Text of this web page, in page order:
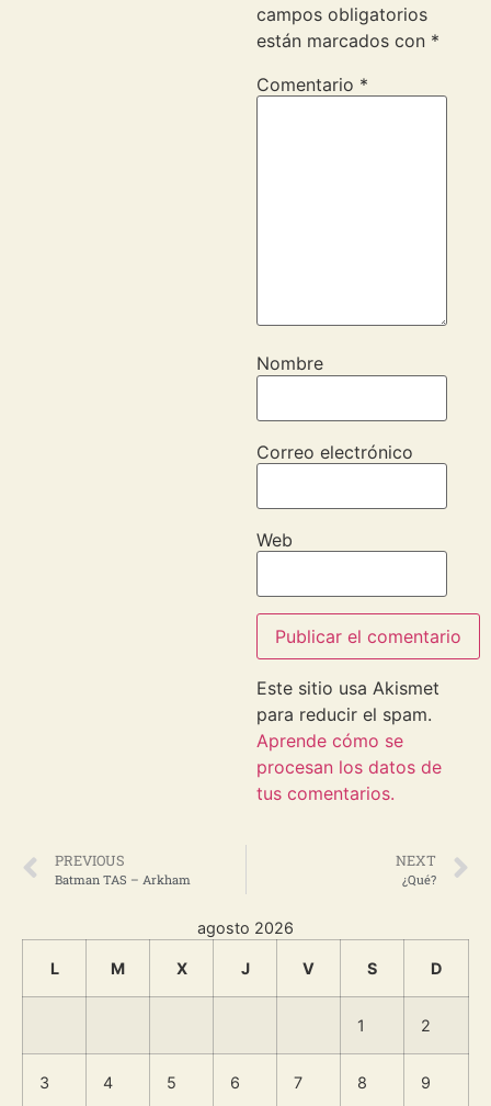
campos obligatorios
están marcados con *
Comentario *
Nombre
Correo electrónico
Web
Este sitio usa Akismet
para reducir el spam.
Aprende cómo se
procesan los datos de
tus comentarios.
PREVIOUS
Batman TAS – Arkham
NEXT
¿Qué?
agosto 2026
L M X J V S D
1 2
3 4 5 6 7 8 9